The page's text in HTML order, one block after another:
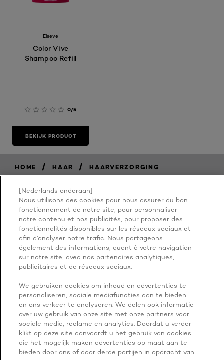
Elseve
Color Vive
Shampoo Refill
0/5
BEKIJK PRODUCT
HOME / HAAR / HAARVERZORGING
BECAUSE
YOU'RE
WORTH IT
NOG MEER ONTDEKKEN
[Nederlands onderaan]
Nous utilisons des cookies pour nous assurer du bon
fonctionnement de notre site, pour personnaliser
notre contenu et nos publicités, pour proposer des
fonctionnalités disponibles sur les réseaux sociaux et
afin d’analyser notre trafic. Nous partageons
également des informations, quant à votre navigation
sur notre site, avec nos partenaires analytiques,
publicitaires et de réseaux sociaux.
We gebruiken cookies om inhoud en advertenties te
personaliseren, sociale mediafuncties aan te bieden
en ons verkeer te analyseren. We delen ook informatie
over uw gebruik van onze site met onze partners voor
sociale media, reclame en analytics. Doordat u verder
klikt op deze site aanvaardt u het gebruik van cookies
die het mogelijk maken advertenties op maat aan te
bieden door ons of door derde partijen in opdracht van